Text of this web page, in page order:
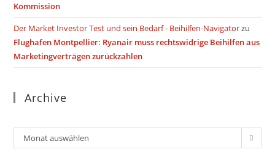
Kommission
Der Market Investor Test und sein Bedarf - Beihilfen-Navigatorzu
Flughafen Montpellier: Ryanair muss rechtswidrige Beihilfen aus
Marketingverträgen zurückzahlen
Archive
Archiv
Monat auswählen